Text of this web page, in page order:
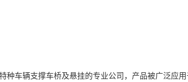
车辆支撑车桥及悬挂的专业公司，产品被广泛应